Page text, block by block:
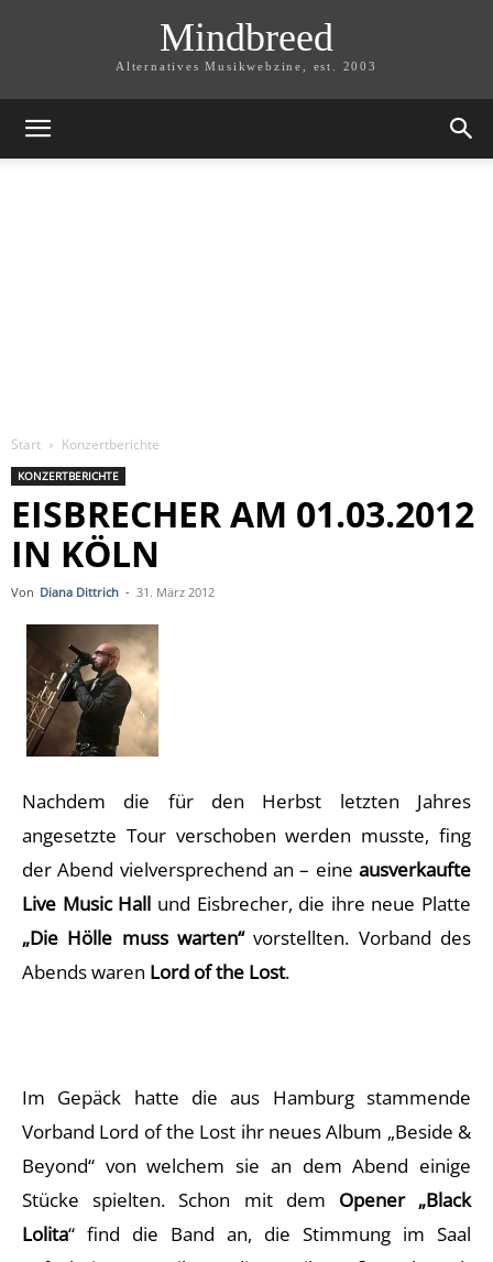
Mindbreed
Alternatives Musikwebzine, est. 2003
Start Konzertberichte
KONZERTBERICHTE
EISBRECHER AM 01.03.2012
IN KÖLN
Von Diana Dittrich - 31. März 2012
Nachdem die für den Herbst letzten Jahres
angesetzte Tour verschoben werden musste, fing
der Abend vielversprechend an – eine ausverkaufte
Live Music Hall und Eisbrecher, die ihre neue Platte
„Die Hölle muss warten“vorstellten. Vorband des
Abends waren Lord of the Lost.
Im Gepäck hatte die aus Hamburg stammende
Vorband Lord of the Lost ihr neues Album „Beside &
Beyond“ von welchem sie an dem Abend einige
Stücke spielten. Schon mit dem Opener „Black
Lolita“ find die Band an, die Stimmung im Saal